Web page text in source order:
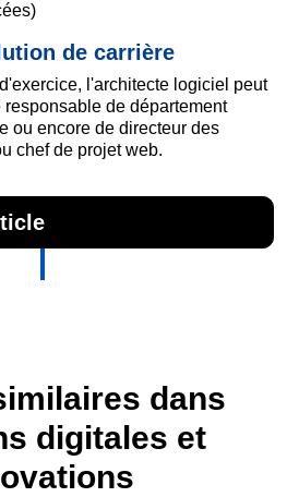
de carrière
l'architecte logiciel peut
de département
ou encore de directeur des
chef de projet web.
dans
digitales et